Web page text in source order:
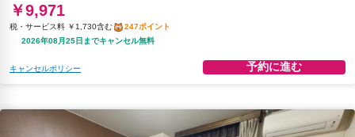
￥9,971
税・サービス料 ￥1,730含む
247ポイント
2026年08月25日までキャンセル無料
キャンセルポリシー 予約に進む